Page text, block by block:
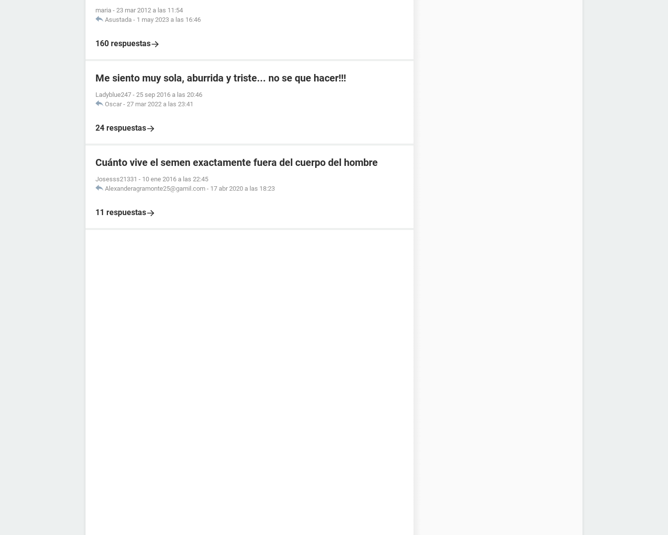
maria - 23 mar 2012 a las 11:54
Asustada - 1 may 2023 a las 16:46
160 respuestas
Me siento muy sola, aburrida y triste... no se que hacer!!!
Ladyblue247 - 25 sep 2016 a las 20:46
Oscar - 27 mar 2022 a las 23:41
24 respuestas
Cuánto vive el semen exactamente fuera del cuerpo del hombre
Josesss21331 - 10 ene 2016 a las 22:45
Alexanderagramonte25@gamil.com - 17 abr 2020 a las 18:23
11 respuestas